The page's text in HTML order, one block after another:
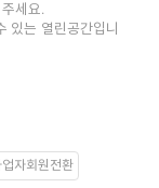
세요.
있는 열린공간입니
자회원전환